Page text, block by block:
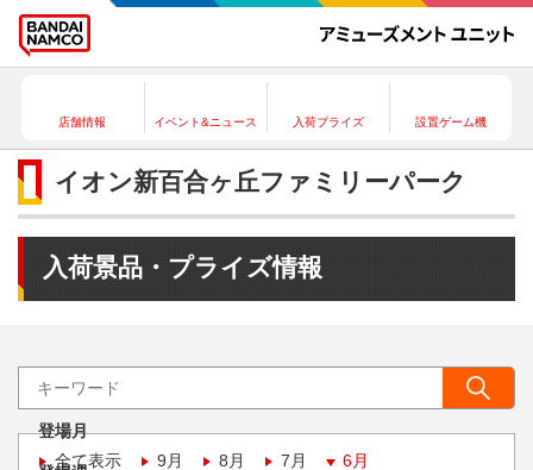
店舗情報 イベント&ニュース 入荷プライズ 設置ゲーム機
イオン新百合ヶ丘ファミリーパーク
入荷景品・プライズ情報
登場月
全て表示
9月 8月 7月 6月